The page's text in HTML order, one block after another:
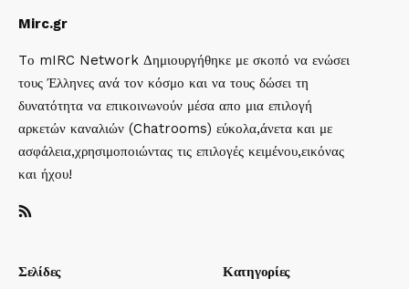
Mirc.gr
Tο mIRC Network Δημιουργήθηκε με σκοπό να ενώσει
τους Έλληνες ανά τον κόσμο και να τους δώσει τη
δυνατότητα να επικοινωνούν μέσα απο μια επιλογή
αρκετών καναλιών (Chatrooms) εύκολα,άνετα και με
ασφάλεια,χρησιμοποιώντας τις επιλογές κειμένου,εικόνας
και ήχου!
Σελίδες Κατηγορίες